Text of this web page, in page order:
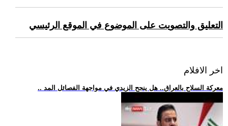
التعليق والتصويت على الموضوع في الموقع الرئيسي
اخر الافلام
.. معركة السلاح بالعراق.. هل ينجح الزيدي في مواجهة الفصائل المد